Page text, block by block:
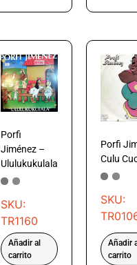
Porfi
Jiménez –
Ululukukulala
SKU:
TR1160
Añadir al
carrito
Porfi
Culu
SKU:
Añadir
carrito